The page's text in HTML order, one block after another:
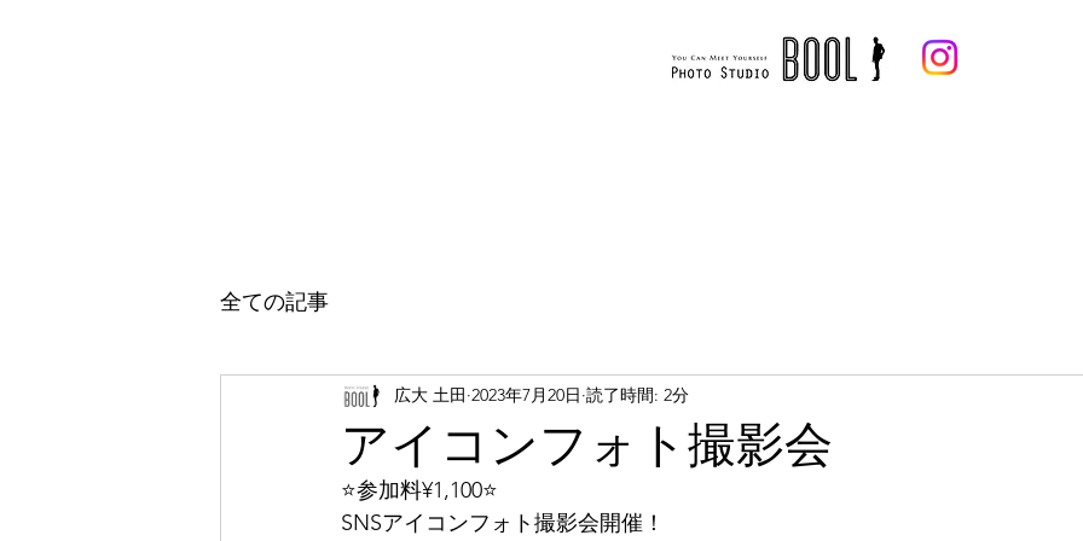
全ての記事
アイコンフォト撮影会
広大 土田 2023年7月20日 読了時間: 2分
⭐️参加料¥1,100⭐️
SNSアイコンフォト撮影会開催！